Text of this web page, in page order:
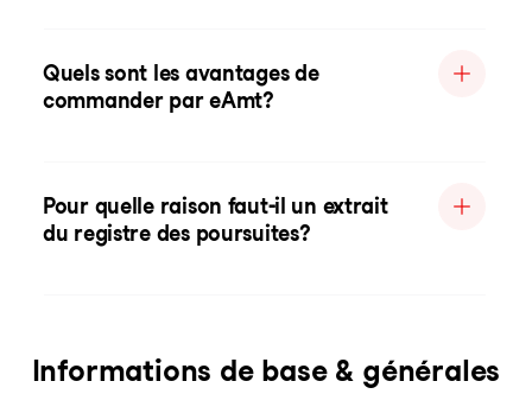
Quels sont les avantages de
commander par eAmt?
Pour quelle raison faut-il un extrait
du registre des poursuites?
Informations de base & générales